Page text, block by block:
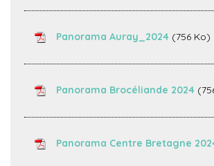
Panorama Auray_2024 (756 Ko)
Panorama Brocéliande 2024
Panorama Centre Bretagne